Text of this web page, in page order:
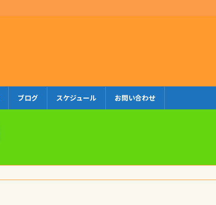
ブログ スケジュール お問い合わせ